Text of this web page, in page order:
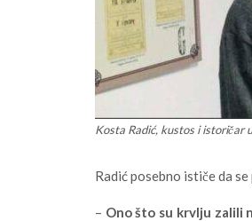
Kosta Radić, kustos i istoričar
Radić posebno ističe da
– Ono što su krvlju zalili